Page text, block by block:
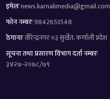
इमेलःnews.karnalimedia@gmail.com
फोन नम्बरः9842653548
ठेगानाःवीरेन्द्रनगर ०३ सुर्खेत, कर्णाली प्रदेश
सूचना तथा प्रसारण विभाग दर्ता नम्बरः
३४२७-२०७८/७९